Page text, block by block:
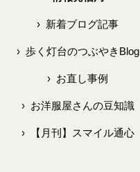
› 新着ブログ記事
›歩く灯台のつぶやきBlog
› お直し事例
›お洋服屋さんの豆知識
›【月刊】スマイル通心